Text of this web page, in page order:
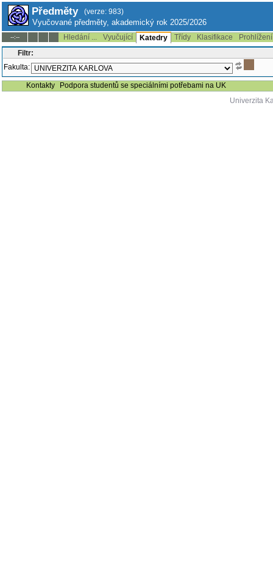
Předměty (verze: 983)
Vyučované předměty, akademický rok 2025/2026
--:-- Hledání ... Vyučující Katedry Třídy Klasifikace
Filtr:
Fakulta:
Kontakty
Podpora studentů se speciálními potřebami na UK
Univerzita